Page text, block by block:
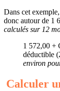
Dans cet
donc autour de 1
calculés sur 12
1 572,00 +
déductible
environ
Calculer